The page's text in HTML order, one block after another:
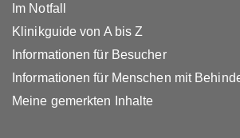
Im Notfall
Klinikguide von A bis Z
Informationen für Besucher
Informationen für Menschen mit
Meine gemerkten Inhalte